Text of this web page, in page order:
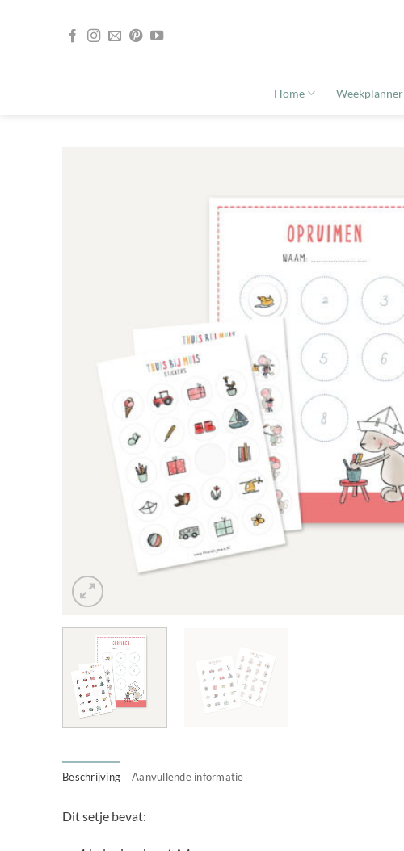
Home Weekplanner
Beschrijving Aanvullende informatie
Dit setje bevat: